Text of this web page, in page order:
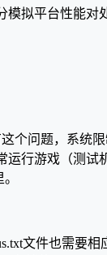
拟平台性能
个问题，系统
行游戏（测
文件也需